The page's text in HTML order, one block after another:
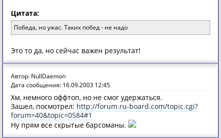
Цитата:
Победа, но ужас. Таких побед - не надо
Это то да, но сейчас важен результат!
Автор: NullDaemon
Дата сообщения: 16.09.2003 12:45
Хм, немного оффтоп, но не смог удержаться.
Зашел, посмотрел: http://forum.ru-board.com/topic.cgi?
forum=40&topic=0584#1
Ну прям все скрытые барсоманы.